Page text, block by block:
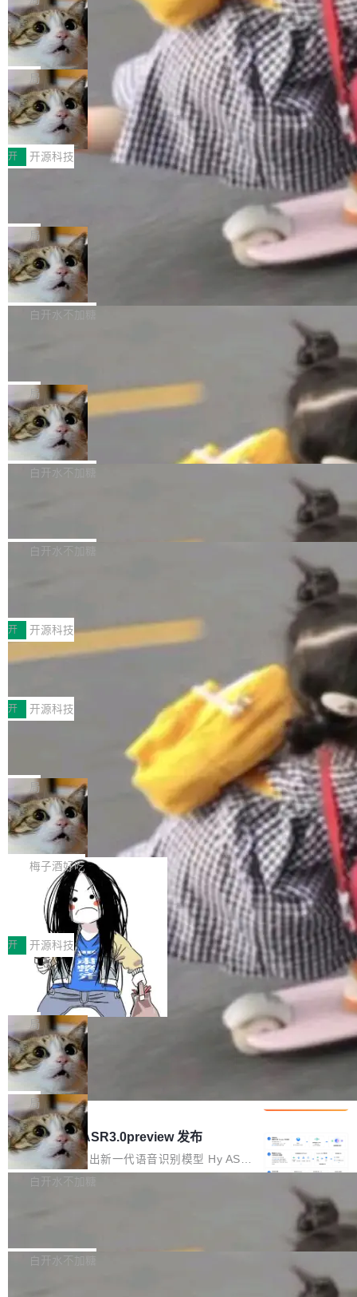
现实 过去两年，CIO们的焦虑清单上多了两项：
一是如何让大模型和智能体应用安全地从PoC走
向生产，二是如何让测试团队跟得上AI应用...
设置，如果用布尔值 + 可空字段来表示——bool
ean 表示是否可切换，nullable 的默认模式、浅
色方案、深色方案——会产生大量无意义的组
合。方案缺了、配置冲突了、全 null 了。要知道
哪些组合有效，作者说，你得靠"文档、校验、或
者部落知识"。 换个写法。Rust 的 enum，两个
变体：Switchable...
个"AI 知识库 + 聊天机器人"——每个大厂都在
做，没什么新鲜的。 但 Kenton Varda 在 Twitte
r 上把事情说清楚了： 今天我们发布了 Cloudfla
re OS，一个带连接器的聊天机器人，跟其他所
有科技公司做的一样。只不过，实际上它不一
样。这是 Sandstorm.io 的重制版，我十年前的
那个创业公司。不同的是，这次它构建在 Cloudf
lare Workers 上——我花了九年时间搭建的平台
——并且深度集成了 AI。这基本上是我十年秘密
Deno 团队开源 Celld，可自托管的分
布式 Durable Objects
Ryan Dahl 领导的 Deno 团队推出了最新开源项
目 Celld，一个能在自己机器上运行 Cloudflare
Workers 和 Durable Objects 的守护进程。 设
计思路很直接：每个对象是一个独立的 SQLite
数据库，按名称寻址，复制到你自己的 S3 兼容
存储库里。节点之间只通过这个存储库协调——
没有控制平面，没有共识协议。每个对象自带一
个小型数据库，应用天然按分片构建，单个数据
库的竞争和爆炸半径问题在设计层面就被消除
了。 闲置的 cell 会休眠到几乎不占资源。当 cel
l 迁移或唤醒时，新宿主从 S3 恢复 SQLite 数据
库继续执行。存储库是持久化的唯一真相...
局
鲁大师7月新机性能/流畅/AI榜：vivo夺
性能、流畅双第一，三星Galaxy Z系列
新折叠缺席
2026年7月的手机市场，由于存储等硬件成本暴
增，手机厂商的日子也不好过啊，新机速度明显
放缓，因此硝烟味淡了许多。新机参数规格除开
高价的三星折叠（三星Galaxy Z Fold8 Ultra / Z
Fold8 / Z Flip8）外，其余要么是中低端机器，
例如iQOO Z11i、REDMI Note 17、REDMI No
te 17 Pro、OPPO K15，要么是vivo X300 E这
样的次旗舰。 Galaxy Z Fold8 Ultra / Z Fold8 /
Z Flip8三款折叠屏新机均在7月22日发布，且全
部搭载骁龙8 Elite Gen5 for Galaxy，它们本该
开 开源科技
Zed 编辑器团队发布了新项目——DeltaDB，一
个在 git commit 之间记录每一次编辑操作的版
本控制系统。目前处于 Early Access 阶段。 De
ltaDB 的核心思路直接写在 landing page 最显
眼的位置：「Software is made between com
mits」——软件是在 commit 之间写出来的。git
是把这段空隙补上。 回退到任何一次编辑：Delt
aDB 捕获 commit 之间的每一次操作，...
局
SpaceXAI 单季资本开支达 183 亿美元
根据风险投资人Tomer Tunguz 博客（VC 分
析）披露的最新分析与第二季度业绩报告，Spac
微软同期总资本开支的四成。 与亚马逊、Alpha
bet、微软以及 Meta 等传统科技巨头相比，Spa
ceXAI的资金消耗速度尤为引人瞩目。然而，支
撑庞大支出的资金来源却呈现出截然不同的面
貌。数据显示，微软和 Meta 主要依托充沛的经
白开水不加糖
一个在终端里运行的编程 agent；Muse Spark
1.2，驱动这个 agent 的新模型。一句话概括：
你可以用 curl -fsSL https://dev.meta.ai/install.
sh | bash 安装一个能在大项目里自动规划、写
代码、验证结果的 AI 终端工具。 据介绍，Muse
个主 agent 循环，外加一组后台 agent。这些后
局
美团开源 LoHoSearch，用知识图谱校
准 AI 能力认知
机器出题的前提，是让机器拥有全局视野。整个
构建流程可以分为四个环节：建图 → 控制难度
白开水不加糖
库，并将作为transport接入Mooncake TENT。
MPComm将作为一种传输引擎接入Mooncake T
ENT，实现零拷贝传输性能提升30%、非零拷贝
传输性能最高提升5倍。UCL-MPComm底层基
于自研UCL-Engine通信引擎，后续腾讯网平将
持续开源更多基于UCL-Engine的高性能通信组
件。 腾讯网平团队在UCL-MPComm中实现了一
个独立于业务线程的全局通信引擎（Engine），
白开水不加糖
型案例入选名单》，深信服“面向企业研发场景的
开源 AI 编程平台 CoStrict 应用”凭借卓越的技术
创新与落地成效成功入选。 全链路私有化部署，
助力企业AI研发安全落地 当前，越来越多企业已
经开始引入 AI Coding 工具，通过调用公有云模
型或企业内部部署模型提升研发效率。但随着 AI
Coding 从个人辅助工具逐步走向团队级、组织
级应用，企业在规模化落地过程中，对安全性、
可控性和代码质量提出了更高要求。 首先是数据
安全与合规要求。对于大多数普通研发场景，公
有云模型能够满足快速试用和效率提升的需求。
但对于金融、能源、医疗等对数据安全要求较...
开 开源科技
深信服AI算力网关入选工信部人工智能
前不久，工业和信息化部正式发布《2025年人工
智能应用典型案例名单》，集中展示人工智能在
各领域的应用成果，覆盖技术底座、行业赋能、
产品应用、支撑保障、专题等五大方向。深信服
AI算力网关（AI创新平台）成功入选！ 随着各行
各业的Agent走向规模化建设，算力构成形态逐
渐丰富，用户关注的重点也在发生变化：不只是
让AI用起来，还要进一步看清混合算力时代下，
Token花在哪里、算力是否被充分利用，以及持
续增长的AI成本该如何优化。 深信服AI算力网关
正是围绕这些实际问题，从Token治理和成本治
理两个方面，让用户的每一份算力都看得清、管
得住、用得稳、省得下、更安全！ 一、从现在开
始，Token使用一目...
开 开源科技
Jeff Dean 离开 Google：一个时代的结
束，一个实验室的开始
Google 员工编号 20。MapReduce 作者之一。
Bigtable 作者之一。TensorFlow 的作者之一。
Gemini 的架构师。Google 首席科学家。 Jeff D
ean 在 Google 工作了 27 年后，宣布离职。 他
不是一个人走。一同离开的还有 Sanjay Ghema
wat（Google 员工编号 23，Jeff Dean 二十多
年的编程搭档，MapReduce 和 Bigtable 的共同
作者）、Quoc Le（Google 大脑核心成员，Se
q2Seq 和 DocAI 的共同发明人）以及 Oriol Vin
yals（Gemini 联合负责人，AlphaSta...
局
🔥 SolonCode v2026.8.4 发布：界面
字体可调、22 种语言、记忆搜索增强
打开终端就能上岗的全中文编码智能体，这一轮
把「看得清、用母语、记得住」三件事一次补
齐。 SolonCode 是什么 SolonCode 是杭州无
耳科技研发的企业级终端编码智能体——一位全
中文驱动的数字员工，自主理解需求、规划步
骤、编写代码。不挑模型、不挑平台，curl 一行
装完即用。 开源地址：Gitee · GitCode · GitHu
b 安装 支持 Java 8+（8~26）、macOS / Linu
x / Windows / Harmony PC。 # macOS / Linu
x / Harmony PC curl -fsSL https://solon.noea
r.org/solon...
梅子酒好吃
让“代码语义理解”深度释放AI Coding
价值潜能：华为云码道（CodeArts）
代码仓技术解析
一、代码仓深度理解技术的作用与价值 在软件工
程实践中，代码仓是企业核心知识资产的主要载
体。企业级代码仓库通常包含数十万乃至数百万
个文件，其规模远超单次模型调用可承载的上下
文窗口。随着项目规模的持续扩张与代码历史的
不断累积，代码仓中的模块关系、接口契约、业
务逻辑等关键信息往往分散于数十乃至数百个文
件之中，形成高度复杂的知识关联网络。传统的
代码检索手段（如关键词匹配、目录遍历）仅能
在语法层面完成文本定位，难以触及代码的语义
内涵与结构关联，导致开发者使用代码智能体在
理解大规模代码仓时面临显著"代码仓理解"瓶
颈。 代码仓深度理解服务（以下简称" CodeBas
e深度理解服务"）是华为云码道（CodeA...
开 开源科技
一条“删库”命令跑 17 小时，算法工程
师删光 89TB 数据只为干私活
最高人民检察院8月4日公布了一起案件：北京一
名90后算法工程师王某，为了给自己接的私活腾
服务器空间，删光了公司AI游戏部门的全部核心
数据。 王某2024年1月入职东城区某科技公司AI
短剧部门，有互联网大厂背景。在公司内部架构
调整期间，部门三次通知全员将数据从A集群迁
移到B集群，王某都回复了"收到"。 他没有迁移
数据。2024年9月3日下午4点，他使用此前登录
的账号密码进入A集群，输入了一条被程序员圈
称为"删库跑路"的命令——最高管理员权限、无
自研的多个文生3D和...
局
Cloudflare 分享推理优化实践：KV ca
che 量化 + 权重压缩，吞吐量提升 4
1%，成本降 30%
Kimi 和 GLM 是当前最强的大模型系列之一，但
它们有一个共同的问题：太吃显存了。月之暗面
的 Kimi K 系列和智谱的 GLM 都是长上下文、M
oE 架构的大模型，好用到让人上瘾，但 GPU 显
存永远不够用。 Cloudflare 的 Workers AI 团队
一直在跑这些模型的推理。他们在官方博客上发
整性保护。效果是：吞吐量提升 41%，每 token
局
腾讯混元 Hy ASR3.0preview 发布
腾讯混元正式推出新一代语音识别模型 Hy ASR
3.0preview。基于最新一代大语言模型 Hy3 的
让语音识别不再只是听清，而是真正听懂。通过
白开水不加糖
新和少量网页兼容性修复版本。 Changes/fixe
白开水不加糖